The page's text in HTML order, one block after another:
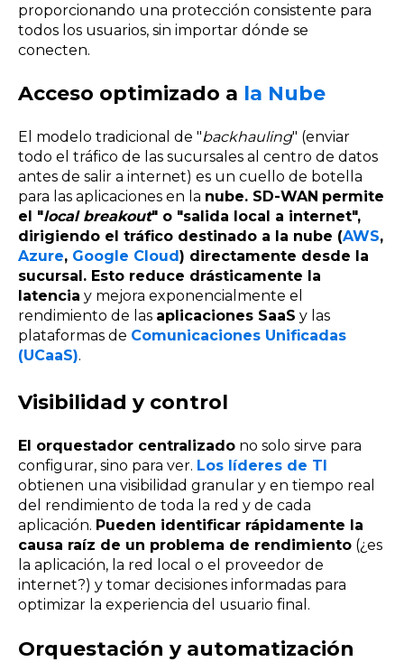
proporcionando una protección consistente para
todos los usuarios, sin importar dónde se
conecten.
Acceso optimizado a la Nube
El modelo tradicional de "backhauling" (enviar
todo el tráfico de las sucursales al centro de datos
antes de salir a internet) es un cuello de botella
para las aplicaciones en la nube. SD-WAN permite
el "local breakout" o "salida local a internet",
dirigiendo el tráfico destinado a la nube (AWS,
Azure, Google Cloud ) directamente desde la
sucursal. Esto reduce drásticamente la
latencia y mejora exponencialmente el
rendimiento de las aplicaciones SaaS y las
plataformas de Comunicaciones Unificadas
(UCaaS).
Visibilidad y control
El orquestador centralizado no solo sirve para
configurar, sino para ver. Los líderes de TI
obtienen una visibilidad granular y en tiempo real
del rendimiento de toda la red y de cada
aplicación. Pueden identificar rápidamente la
causa raíz de un problema de rendimiento (¿es
la aplicación, la red local o el proveedor de
internet?) y tomar decisiones informadas para
optimizar la experiencia del usuario final.
Orquestación y automatización